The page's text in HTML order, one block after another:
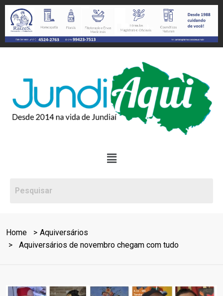
Home
Aquiversários
Aquiversários de novembro chegam com tudo